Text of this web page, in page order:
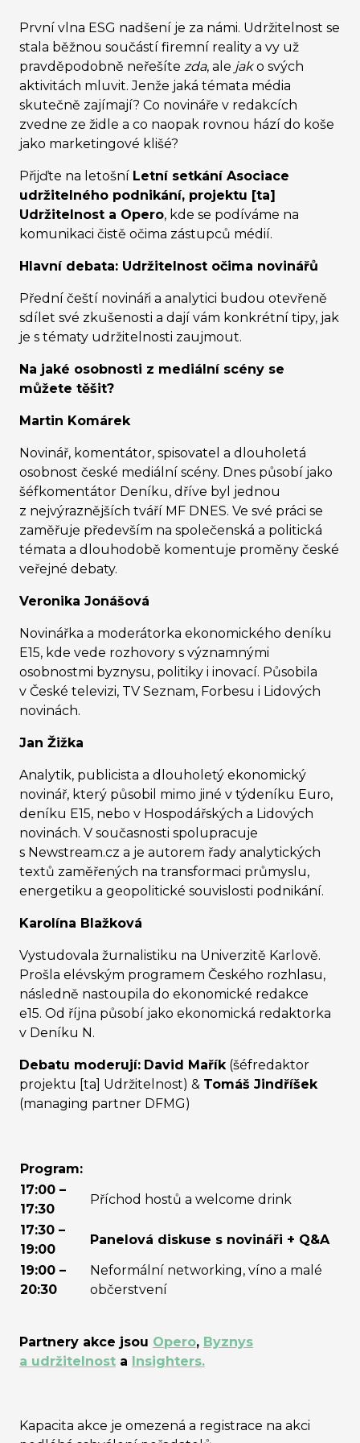
První vlna ESG nadšení je za námi. Udržitelnost se
stala běžnou součástí firemní reality a vy už
pravděpodobně neřešíte zda, ale jako svých
aktivitách mluvit. Jenže jaká témata média
skutečně zajímají? Co novináře v redakcích
zvedne ze židle a co naopak rovnou hází do koše
jako marketingové klišé?
Přijďte na letošní Letní setkání Asociace
udržitelného podnikání, projektu [ta]
Udržitelnost a Opero, kde se podíváme na
komunikaci čistě očima zástupců médií.
Hlavní debata: Udržitelnost očima novinářů
Přední čeští novináři a analytici budou otevřeně
sdílet své zkušenosti a dají vám konkrétní tipy, jak
je s tématy udržitelnosti zaujmout.
Na jaké osobnosti z mediální scény se
můžete těšit?
Martin Komárek
Novinář, komentátor, spisovatel a dlouholetá
osobnost české mediální scény. Dnes působí jako
šéfkomentátor Deníku, dříve byl jednou
z nejvýraznějších tváří MF DNES. Ve své práci se
zaměřuje především na společenská a politická
témata a dlouhodobě komentuje proměny české
veřejné debaty.
Veronika Jonášová
Novinářka a moderátorka ekonomického deníku
E15, kde vede rozhovory s významnými
osobnostmi byznysu, politiky i inovací. Působila
v České televizi, TV Seznam, Forbesu i Lidových
novinách.
Jan Žižka
Analytik, publicista a dlouholetý ekonomický
novinář, který působil mimo jiné v týdeníku Euro,
deníku E15, nebo v Hospodářských a Lidových
novinách. V současnosti spolupracuje
s Newstream.cz a je autorem řady analytických
textů zaměřených na transformaci průmyslu,
energetiku a geopolitické souvislosti podnikání.
Karolína Blažková
Vystudovala žurnalistiku na Univerzitě Karlově.
Prošla elévským programem Českého rozhlasu,
následně nastoupila do ekonomické redakce
e15. Od října působí jako ekonomická redaktorka
v Deníku N.
Debatu moderují: David Mařík (šéfredaktor
projektu [ta] Udržitelnost) & Tomáš Jindříšek
(managing partner DFMG)
Program:
17:00 –
17:30
Příchod hostů a welcome drink
17:30 –
19:00
Panelová diskuse s novináři + Q&A
19:00 –
20:30
Neformální networking, víno a malé
občerstvení
Partnery akce jsou Opero, Byznys
a udržitelnost a Insighters.
Kapacita akce je omezená a registrace na akci